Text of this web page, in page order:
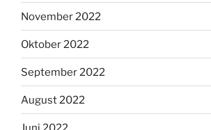
November 2022
Oktober 2022
September 2022
August 2022